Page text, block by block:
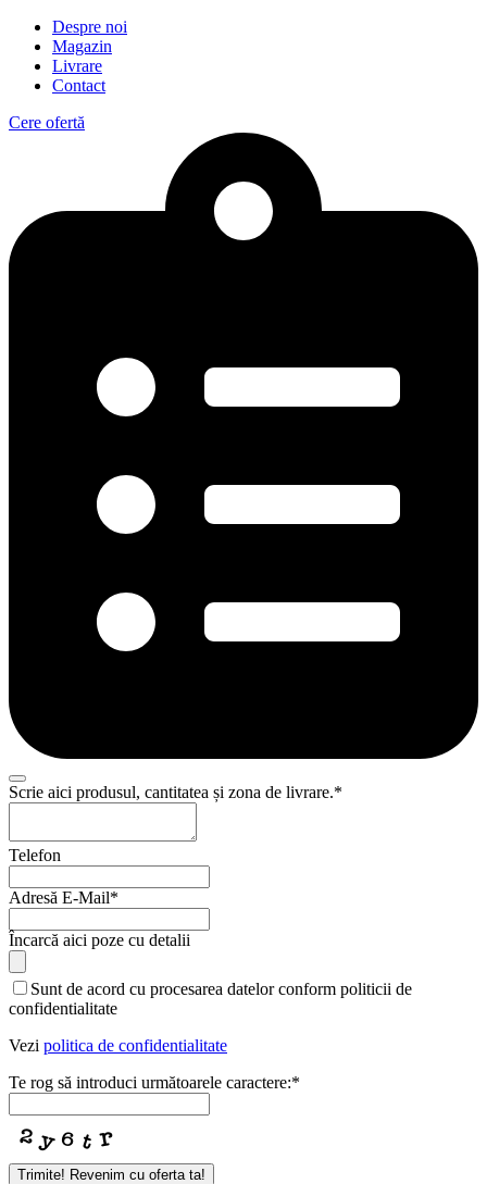
Despre noi
Magazin
Livrare
Contact
Cere ofertă
Scrie aici produsul, cantitatea și zona de livrare.*
Telefon
Adresă E-Mail*
Încarcă aici poze cu detalii
Website
URL*
Sunt de acord cu procesarea datelor conform politicii de
confidentialitate
Vezi politica de confidentialitate
Te rog să introduci următoarele caractere:*
Trimite! Revenim cu oferta ta!